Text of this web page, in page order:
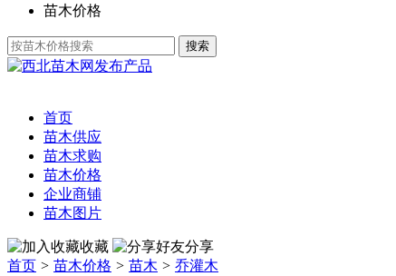
苗木价格
发布产品
首页
苗木供应
苗木求购
苗木价格
企业商铺
苗木图片
收藏
分享
首页 > 苗木价格 > 苗木 > 乔灌木